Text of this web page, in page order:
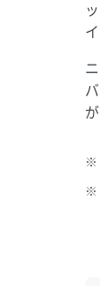
※
※